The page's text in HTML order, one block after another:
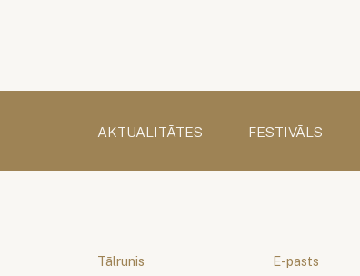
AKTUALITĀTES FESTIVĀLS
Tālrunis E-pasts